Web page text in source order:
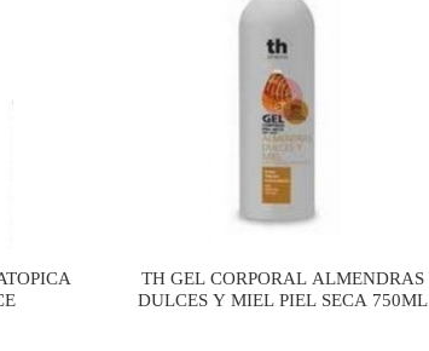
TH GEL CORPORAL ALMENDRAS
DULCES Y MIEL PIEL SECA 750ML